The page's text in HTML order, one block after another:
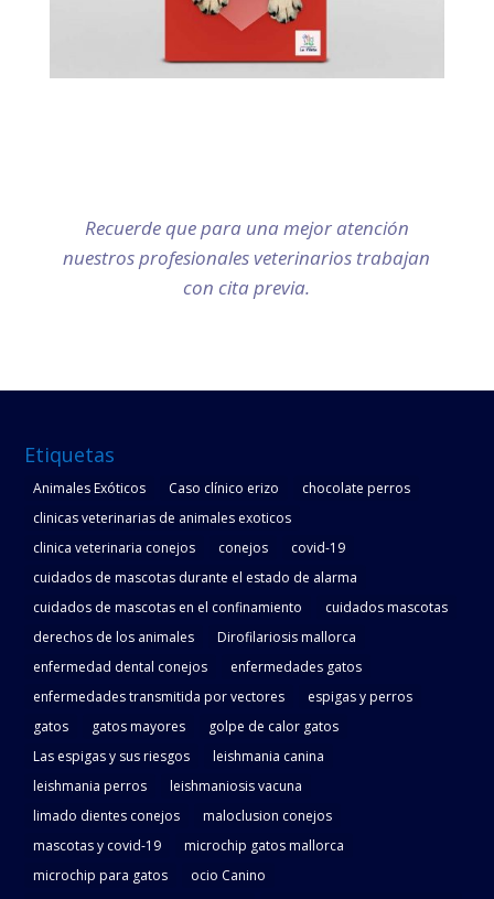
Recuerde que para una mejor atención
nuestros profesionales veterinarios trabajan
con cita previa.
Etiquetas
Animales Exóticos Caso clínico erizo
chocolate perros
clinicas veterinarias de animales exoticos
clinica veterinaria conejos
conejos
covid-19
cuidados de mascotas durante el estado de alarma
cuidados de mascotas en el confinamiento
cuidados mascotas
derechos de los animales
Dirofilariosis mallorca
enfermedad dental conejos
enfermedades gatos
enfermedades transmitida por vectores
espigas y perros
gatos
gatos mayores
golpe de calor gatos
Las espigas y sus riesgos
leishmania canina
leishmania perros
leishmaniosis vacuna
limado dientes conejos
maloclusion conejos
mascotas y covid-19
microchip gatos mallorca
microchip para gatos
ocio Canino